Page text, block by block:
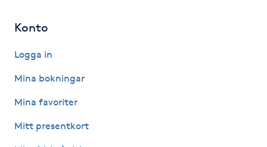
Gellack
Gravidmassage
Gravidyoga
Konto
Logga in
Mina bokningar
Mina favoriter
Mitt presentkort